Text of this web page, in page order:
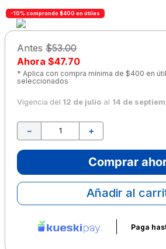
-10% comprando $400 en útiles
Antes $53.00
Ahora $47.70
* Aplica con compra mínima de $400 en
seleccionados
Vigencia del 12 de julio al 14 de
＋
－
Comprar
Añadir al
Paga
6.
boligrafo
7.
escritorio
8 .
sacapuntas
9
escolar